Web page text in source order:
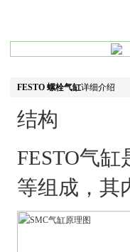
FESTO 螺栓气缸详细介绍
结构
FESTO气缸
等组成，其